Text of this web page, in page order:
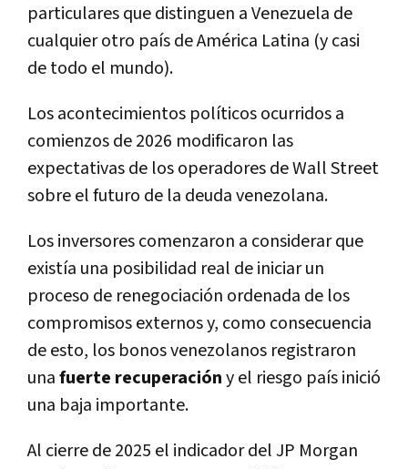
particulares que distinguen a Venezuela de
cualquier otro país de América Latina (y casi
de todo el mundo).
Los acontecimientos políticos ocurridos a
comienzos de 2026 modificaron las
expectativas de los operadores de Wall Street
sobre el futuro de la deuda venezolana.
Los inversores comenzaron a considerar que
existía una posibilidad real de iniciar un
proceso de renegociación ordenada de los
compromisos externos y, como consecuencia
de esto, los bonos venezolanos registraron
unafuerte recuperacióny el riesgo país inició
una baja importante.
Al cierre de 2025 el indicador del JP Morgan